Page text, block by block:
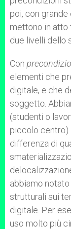
poi, con
mettono in atto
due livelli dello
Con
elementi che
digitale, e che
soggetto.
(studenti o
piccolo centro)
differenza di
abbiamo
strutturali sui
digitale. Per
uso molto più